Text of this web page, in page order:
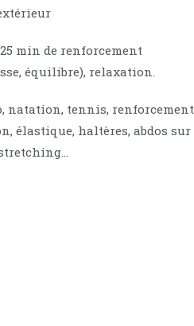
25 min de renforcement
équilibre), relaxation.
natation, tennis, renforcement
élastique, haltères, abdos sur